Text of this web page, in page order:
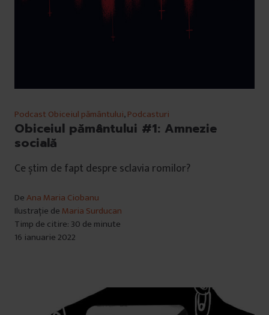
Podcast Obiceiul pământului,Podcasturi
Obiceiul pământului #1: Amnezie
socială
Ce știm de fapt despre sclavia romilor?
DeAna Maria Ciobanu
Ilustrație de Maria Surducan
Timp de citire: 30 de minute
16 ianuarie 2022